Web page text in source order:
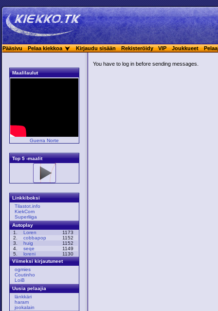
Pääsivu Pelaa kiekkoa Kirjaudu sisään Rekisteröidy VIP Joukkueet
Maalilaulut
Guerra Norte
Top 5 -maalit
Linkkiboksi
Tilastot.info
KiekCom
Superliiga
Autoplay
1.
Loren
1173
2.
cobbapop
1152
3.
huig
1152
4.
seqe
1149
5.
loreni
1130
Viimeksi kirjautuneet
ogmies
Coutinho
LoiB
Uusia pelaajia
länkkäri
haram
jookalain
You have to log in before sending messages.